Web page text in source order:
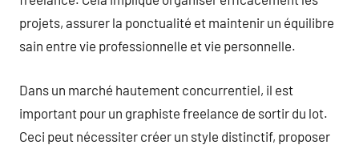
projets, assurer la ponctualité et maintenir un équilibre
sain entre vie professionnelle et vie personnelle.
Dans un marché hautement concurrentiel, il est
important pour un graphiste freelance de sortir du lot.
Ceci peut nécessiter créer un style distinctif, proposer